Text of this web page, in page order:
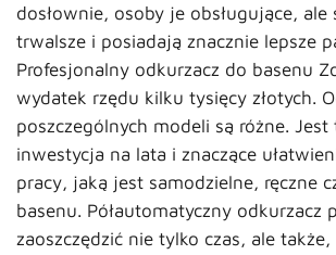
dosłownie, osoby je obsługujące, ale
trwalsze i posiadają znacznie lepsze
Profesjonalny odkurzacz do basenu
wydatek rzędu kilku tysięcy złotych.
poszczególnych modeli są różne.
inwestycja na lata i znaczące
pracy, jaką jest samodzielne, ręczne
basenu. Półautomatyczny odkurzacz
zaoszczędzić nie tylko czas, ale